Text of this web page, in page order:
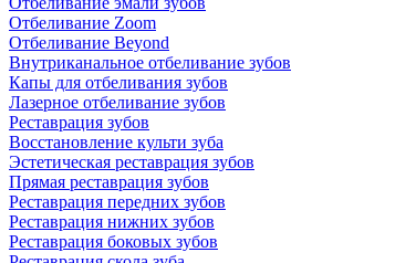
Отбеливание Zoom
Отбеливание Beyond
Внутриканальное отбеливание зубов
Капы для отбеливания зубов
Лазерное отбеливание зубов
Реставрация зубов
Восстановление культи зуба
Эстетическая реставрация зубов
Прямая реставрация зубов
Реставрация передних зубов
Реставрация нижних зубов
Реставрация боковых зубов